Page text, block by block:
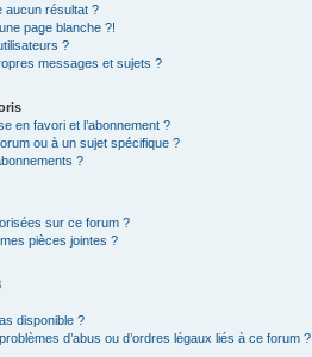
aucun résultat ?
page blanche ?!
?
messages et sujets ?
en favori et l’abonnement ?
ou à un sujet spécifique ?
?
sur ce forum ?
pièces jointes ?
disponible ?
d’abus ou d’ordres légaux liés à ce forum ?